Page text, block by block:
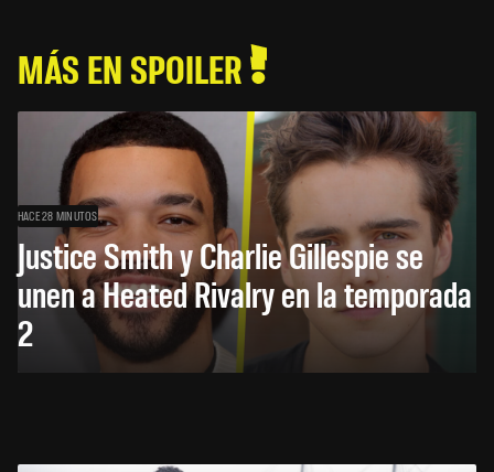
MÁS EN SPOILER
HACE 28 MINUTOS
Justice Smith y Charlie Gillespie se
unen a Heated Rivalry en la temporada
2